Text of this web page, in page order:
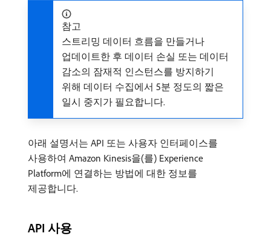
참고
스트리밍 데이터 흐름을 만들거나
업데이트한 후 데이터 손실 또는 데이터
감소의 잠재적 인스턴스를 방지하기
위해 데이터 수집에서 5분 정도의 짧은
일시 중지가 필요합니다.
아래 설명서는 API 또는 사용자 인터페이스를
사용하여 Amazon Kinesis을(를) Experience
Platform에 연결하는 방법에 대한 정보를
제공합니다.
API 사용